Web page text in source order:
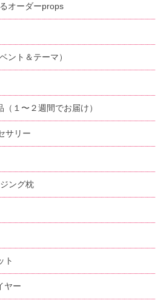
オーダーprops
ント＆テーマ）
１〜２週間でお届け）
サリー
ング枕
ト
ヤー